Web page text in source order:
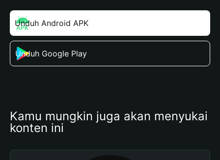
Unduh Android APK
Unduh Google Play
Kamu mungkin juga akan menyukai
konten ini